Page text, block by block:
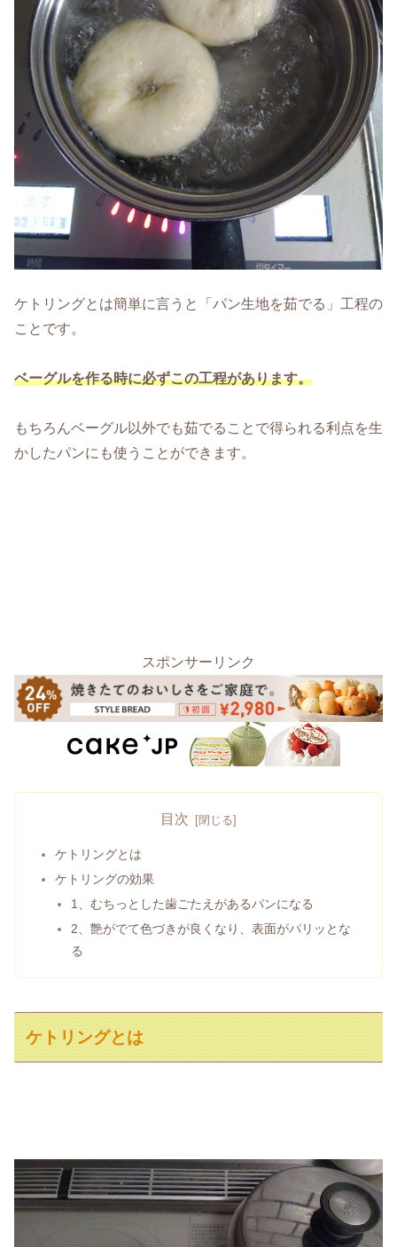
ケトリングとは簡単に言うと「パン生地を茹でる」工程の
ことです。
ベーグルを作る時に必ずこの工程があります。
もちろんベーグル以外でも茹でることで得られる利点を生
かしたパンにも使うことができます。
スポンサーリンク
目次
ケトリングとは
ケトリングの効果
1、むちっとした歯ごたえがあるパンになる
2、艶がでて色づきが良くなり、表面がパリッとな
る
ケトリングとは